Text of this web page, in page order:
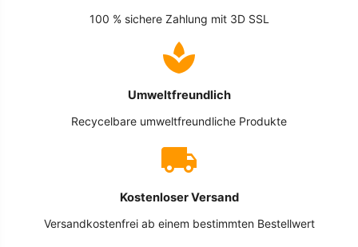
100 % sichere Zahlung mit 3D SSL
Umweltfreundlich
Recycelbare umweltfreundliche Produkte
Kostenloser Versand
Versandkostenfrei ab einem bestimmten Bestellwert